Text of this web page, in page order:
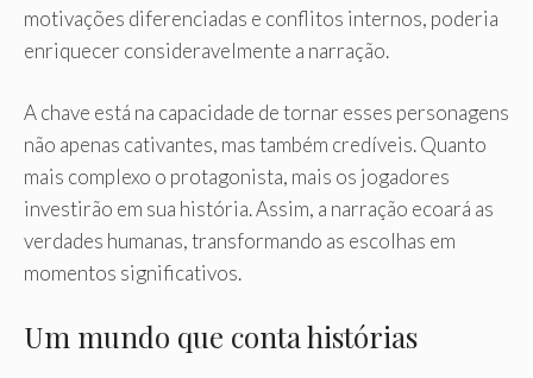
motivações diferenciadas e conflitos internos, poderia
enriquecer consideravelmente a narração.
A chave está na capacidade de tornar esses personagens
não apenas cativantes, mas também credíveis. Quanto
mais complexo o protagonista, mais os jogadores
investirão em sua história. Assim, a narração ecoará as
verdades humanas, transformando as escolhas em
momentos significativos.
Um mundo que conta histórias